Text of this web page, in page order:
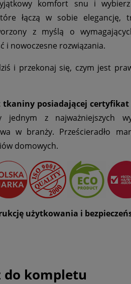
komfort snu i wybierz
łączą w sobie elegancję,
z myślą o
i nowoczesne rozwiązania.
i przekonaj się, czym jest
tkaniny posiadającej certyfikat
jednym z najważniejszych
w branży. Prześcieradło
domowych.
użytkowania i
do kompletu